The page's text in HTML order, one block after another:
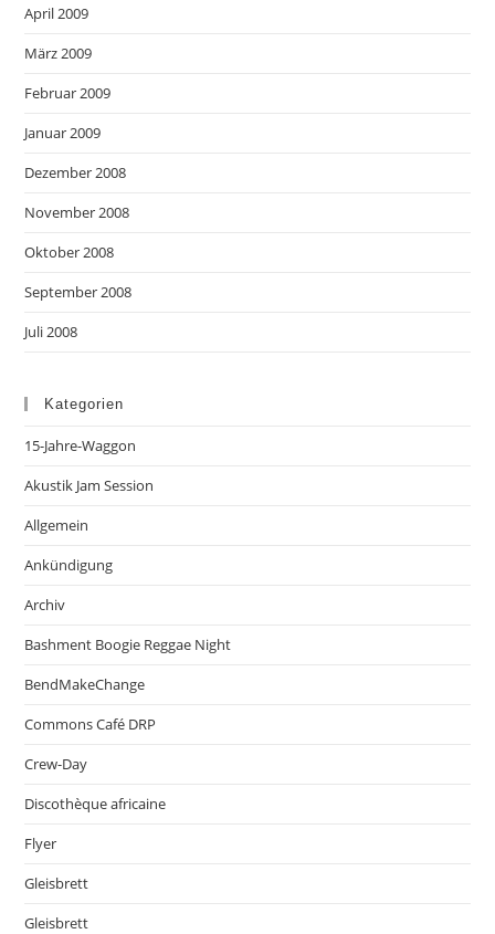
April 2009
März 2009
Februar 2009
Januar 2009
Dezember 2008
November 2008
Oktober 2008
September 2008
Juli 2008
Kategorien
15-Jahre-Waggon
Akustik Jam Session
Allgemein
Ankündigung
Archiv
Bashment Boogie Reggae Night
BendMakeChange
Commons Café DRP
Crew-Day
Discothèque africaine
Flyer
Gleisbrett
Gleisbrett